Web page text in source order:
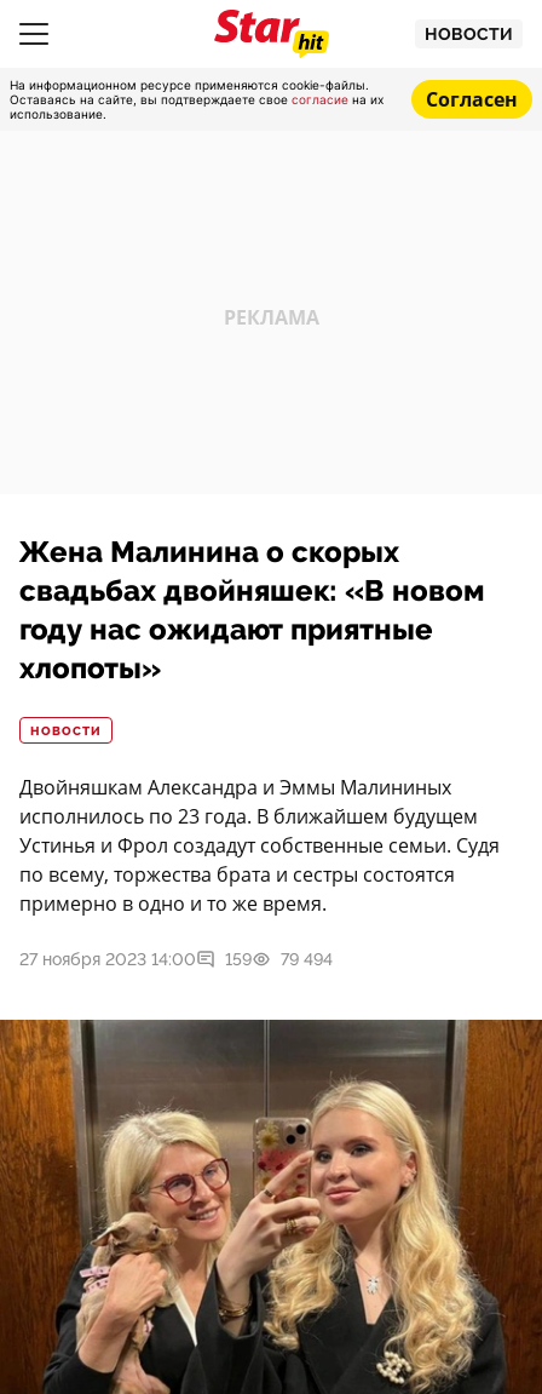
НОВОСТИ
На информационном ресурсе применяются cookie-файлы.
Оставаясь на сайте, вы подтверждаете свое согласие на их
использование.
Согласен
Жена Малинина о скорых
свадьбах двойняшек: «В новом
году нас ожидают приятные
хлопоты»
НОВОСТИ
Двойняшкам Александра и Эммы Малининых
исполнилось по 23 года. В ближайшем будущем
Устинья и Фрол создадут собственные семьи. Судя
по всему, торжества брата и сестры состоятся
примерно в одно и то же время.
27 ноября 2023 14:00 159 79 494